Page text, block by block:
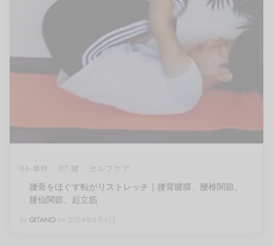
06-体幹 07-腰 セルフケア
腰骨をほぐす転がりストレッチ｜腰背腱膜、腰椎関節、
腰仙関節、起立筋
QITANO